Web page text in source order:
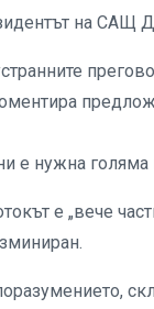
на САЩ
е нужна голяма
е „вече